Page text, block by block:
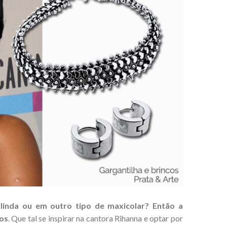
ou em outro tipo de maxicolar? Então a
. Que tal se inspirar na cantora Rihanna e optar por